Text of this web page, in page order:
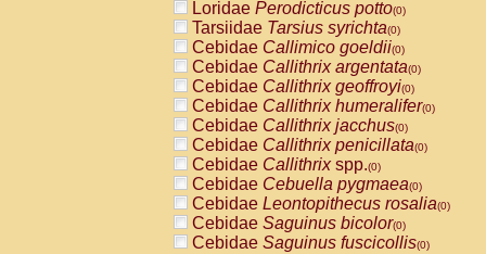
Loridae Perodicticus potto(0)
Tarsiidae Tarsius syrichta(0)
Cebidae Callimico goeldii(0)
Cebidae Callithrix argentata(0)
Cebidae Callithrix geoffroyi(0)
Cebidae Callithrix humeralifer(0)
Cebidae Callithrix jacchus(0)
Cebidae Callithrix penicillata(0)
Cebidae Callithrixspp.(0)
Cebidae Cebuella pygmaea(0)
Cebidae Leontopithecus rosalia(0)
Cebidae Saguinus bicolor(0)
Cebidae Saguinus fuscicollis(0)